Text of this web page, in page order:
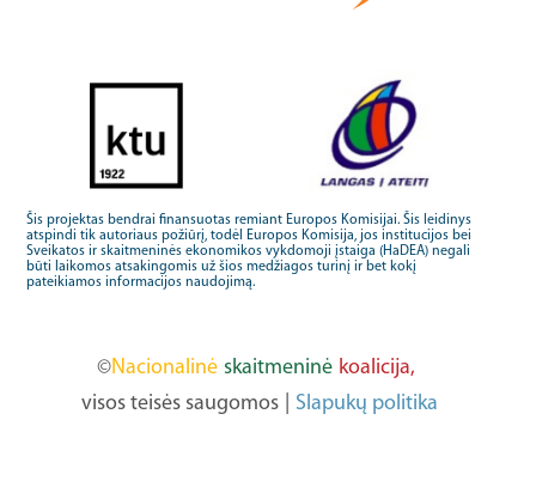
Šis projektas bendrai finansuotas remiant Europos Komisijai. Šis leidinys
atspindi tik autoriaus požiūrį, todėl Europos Komisija, jos institucijos bei
Sveikatos ir skaitmeninės ekonomikos vykdomoji įstaiga (HaDEA) negali
būti laikomos atsakingomis už šios medžiagos turinį ir bet kokį
pateikiamos informacijos naudojimą.
©Nacionalinė skaitmeninė koalicija,
visos teisės saugomos
Slapukų politika